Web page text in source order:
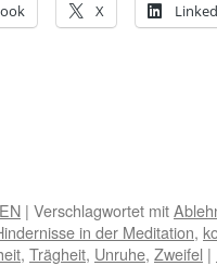
X
| Verschlagwortet mit
in der Meditation,
, Trägheit, Unruhe, Zweifel |